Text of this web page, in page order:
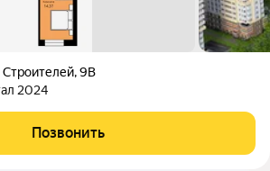
Строителей,9В
2024
Позвонить